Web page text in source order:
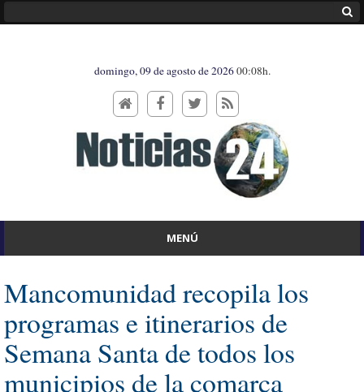
domingo, 09 de agosto de 202600:08h.
MENÚ
Mancomunidad recopila los
programas e itinerarios de
Semana Santa de todos los
municipios de la comarca